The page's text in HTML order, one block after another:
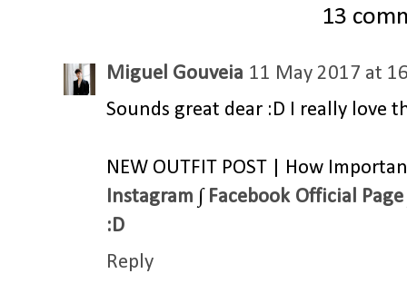
13
Miguel Gouveia 11 May 2017 at
Sounds great dear :D I really love
NEW OUTFIT POST | How
Instagram ∫ Facebook Official Page
:D
Reply